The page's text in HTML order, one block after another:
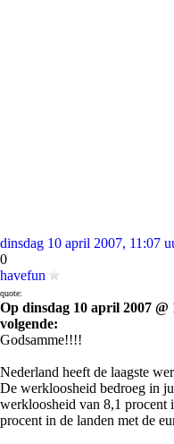
dinsdag 10 april 2007, 11:07
0
havefun
quote:
Op dinsdag 10 april 2007
volgende:
Godsamme!!!!
Nederland heeft de laagste
De werkloosheid bedroeg in
werkloosheid van 8,1 procent
procent in de landen met de